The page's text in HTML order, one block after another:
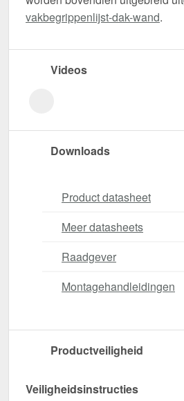
vakbegrippenlijst-dak-wand.
Videos
Downloads
Product datasheet
Meer datasheets
Raadgever
Montagehandleidingen
Productveiligheid
Veiligheidsinstructies